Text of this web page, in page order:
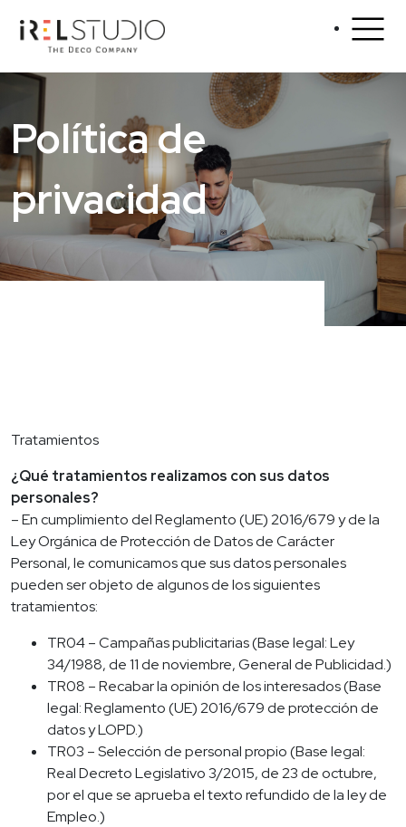
Política de
privacidad
Tratamientos
¿Qué tratamientos realizamos con sus datos
personales?
– En cumplimiento del Reglamento (UE) 2016/679 y de la
Ley Orgánica de Protección de Datos de Carácter
Personal, le comunicamos que sus datos personales
pueden ser objeto de algunos de los siguientes
tratamientos:
TR04 – Campañas publicitarias (Base legal: Ley
34/1988, de 11 de noviembre, General de Publicidad.)
TR08 – Recabar la opinión de los interesados (Base
legal: Reglamento (UE) 2016/679 de protección de
datos y LOPD.)
TR03 – Selección de personal propio (Base legal:
Real Decreto Legislativo 3/2015, de 23 de octubre,
por el que se aprueba el texto refundido de la ley de
Empleo.)